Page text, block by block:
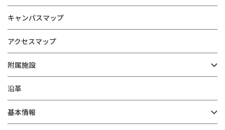
キャンパスマップ
アクセスマップ
附属施設
沿革
基本情報